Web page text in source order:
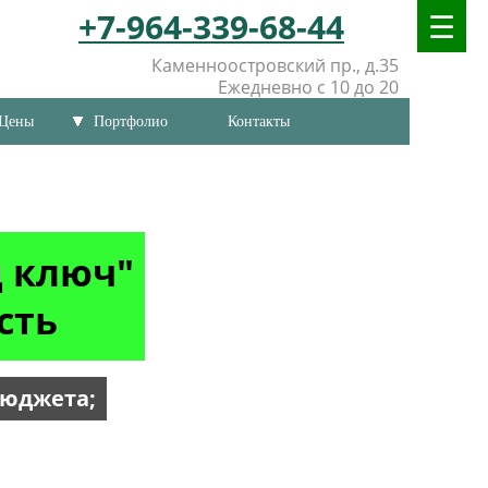
+7-964-339-68-44
Каменноостровский пр., д.35
Ежедневно с 10 до 20
Портфолио Контакты
ключ"